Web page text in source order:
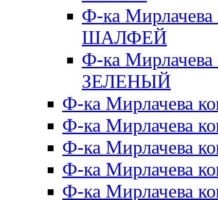
Ф-ка
ШАЛФЕЙ
Ф-ка
ЗЕЛЕНЫЙ
Ф-ка Мирлачева
Ф-ка Мирлачева
Ф-ка Мирлачева
Ф-ка Мирлачева
Ф-ка Мирлачева